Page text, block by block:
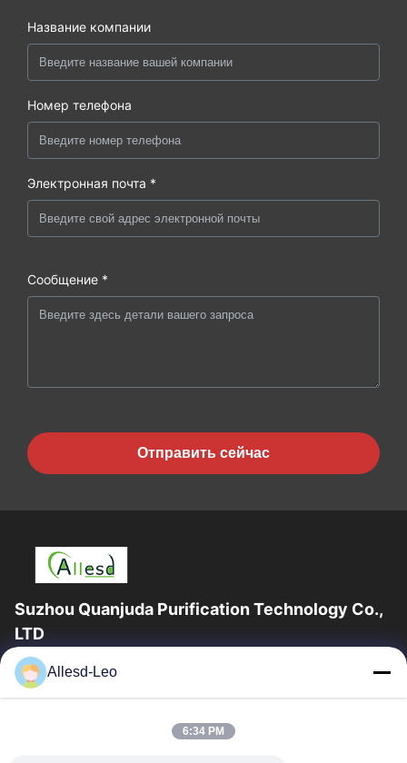
Название компании
Номер телефона
Электронная почта *
Сообщение *
Отправить сейчас
Suzhou Quanjuda Purification Technology Co.,
LTD
опыт 16years, как ведущие изготовитель и экспортер ESD &
продуктов чистой комнаты, мы предлагаем полную
Allesd-Leo
6:34 PM